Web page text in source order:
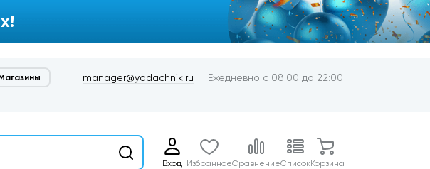
manager@yadachnik.ru Ежедневно с 08:00 до 22:00
Вход ИзбранноеСравнениеСписокКорзина